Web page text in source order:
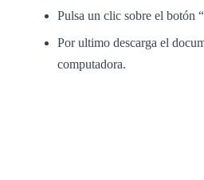
Pulsa un clic sobre el botón “
Por ultimo descarga el
computadora.